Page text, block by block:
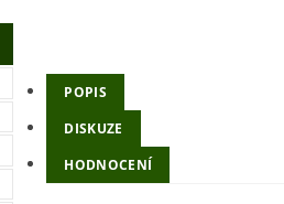
POPIS
DISKUZE
HODNOCENÍ